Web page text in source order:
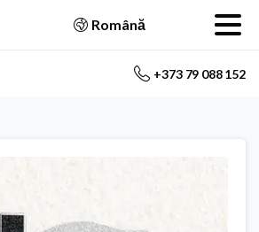
Română
+373 79 088 152